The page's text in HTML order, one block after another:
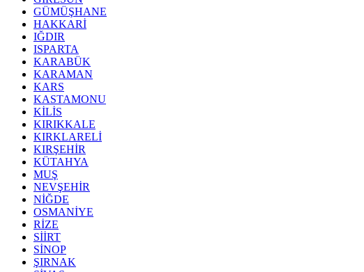
GÜMÜŞHANE
HAKKARİ
IĞDIR
ISPARTA
KARABÜK
KARAMAN
KARS
KASTAMONU
KİLİS
KIRIKKALE
KIRKLARELİ
KIRŞEHİR
KÜTAHYA
MUŞ
NEVŞEHİR
NİĞDE
OSMANİYE
RİZE
SİİRT
SİNOP
ŞIRNAK